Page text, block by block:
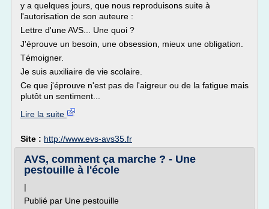
y a quelques jours, que nous reproduisons suite à
l'autorisation de son auteure :
Lettre d'une AVS... Une quoi ?
J'éprouve un besoin, une obsession, mieux une obligation.
Témoigner.
Je suis auxiliaire de vie scolaire.
Ce que j'éprouve n'est pas de l'aigreur ou de la fatigue mais
plutôt un sentiment...
Lire la suite
Site : http://www.evs-avs35.fr
AVS, comment ça marche ? - Une
pestouille à l'école
|
Publié par Une pestouille